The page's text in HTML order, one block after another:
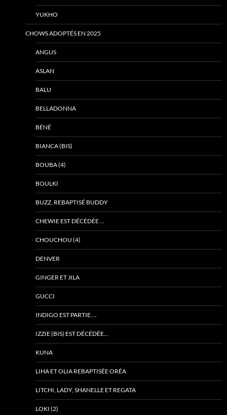
YUKHO
CHOWS ADOPTÉS EN 2025
ANGUS
ASLAN
BALU
BELLADONNA
BÉNÉ
BIANCA (BIS)
BOUBA (4)
BOULKI
BUZZ, REBAPTISÉ BUDDY
CHEWIE EST DÉCÉDÉE …
CHOUCHOU (4)
DENVER
GINGER ET JILA
GUCCI
INDIGO EST PARTIE….
IZZIE (BIS) EST DÉCÉDÉE…
KUNA
LIHA ET OLIA REBAPTISÉE ORÉA
LITCHI, LADY, SHANELLE ET REGATA
LOKI (2)